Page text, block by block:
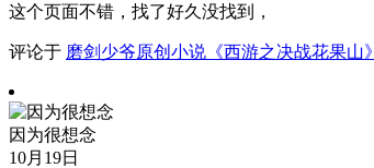
这个页面不错，找了好久没找到，
评论于 磨剑少爷原创小说《西游之决战花果山》
因为很想念
10月19日